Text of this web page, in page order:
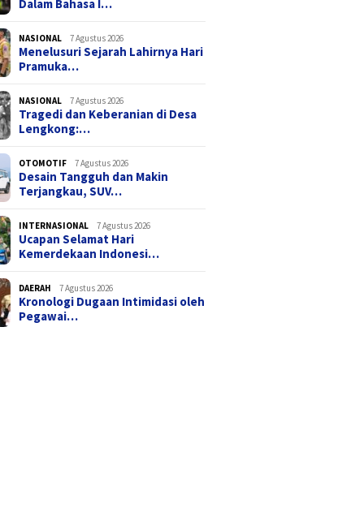
Dalam Bahasa I…
NASIONAL 7 Agustus 2026
Menelusuri Sejarah Lahirnya Hari
Pramuka…
NASIONAL 7 Agustus 2026
Tragedi dan Keberanian di Desa
Lengkong:…
OTOMOTIF 7 Agustus 2026
Desain Tangguh dan Makin
Terjangkau, SUV…
INTERNASIONAL 7 Agustus 2026
Ucapan Selamat Hari
Kemerdekaan Indonesi…
DAERAH 7 Agustus 2026
Kronologi Dugaan Intimidasi oleh
Pegawai…